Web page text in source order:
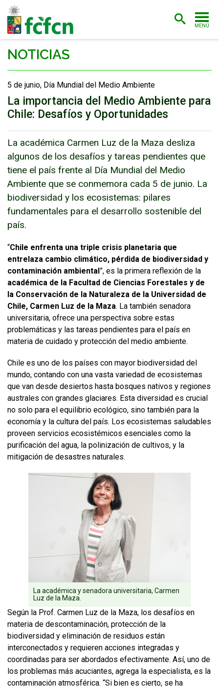
MENÚ
ADMISIÓN
POSTGRADO
INVESTIGACIÓN
EXTENSIÓN
BIBLIOTECA
FACULTAD
ESTUDIANTES
NOTICIAS
5 de junio, Día Mundial del Medio Ambiente
La importancia del Medio Ambiente para
Chile: Desafíos y Oportunidades
La académica Carmen Luz de la Maza desliza
algunos de los desafíos y tareas pendientes que
tiene el país frente al Día Mundial del Medio
Ambiente que se conmemora cada 5 de junio. La
biodiversidad y los ecosistemas: pilares
fundamentales para el desarrollo sostenible del
país.
Enlaces y documentos de interés
“Chile enfrenta una triple crisis planetaria que
entrelaza cambio climático, pérdida de biodiversidad y
contaminación ambiental”, es la primera reflexión de la
académica de la Facultad de Ciencias Forestales y de
la Conservación de la Naturaleza de la Universidad de
Chile, Carmen Luz de la Maza. La también senadora
universitaria, ofrece una perspectiva sobre estas
problemáticas y las tareas pendientes para el país en
materia de cuidado y protección del medio ambiente.
Chile es uno de los países con mayor biodiversidad del
mundo, contando con una vasta variedad de ecosistemas
que van desde desiertos hasta bosques nativos y regiones
australes con grandes glaciares. Esta diversidad es crucial
no solo para el equilibrio ecológico, sino también para la
economía y la cultura del país. Los ecosistemas saludables
proveen servicios ecosistémicos esenciales como la
purificación del agua, la polinización de cultivos, y la
mitigación de desastres naturales.
La académica y senadora universitaria, Carmen
Luz de la Maza.
Según la Prof. Carmen Luz de la Maza, los desafíos en
materia de descontaminación, protección de la
biodiversidad y eliminación de residuos están
interconectados y requieren acciones integradas y
coordinadas para ser abordados efectivamente. Así, uno de
los problemas más acuciantes, agrega la especialista, es la
contaminación atmosférica. “Si bien es cierto, se ha